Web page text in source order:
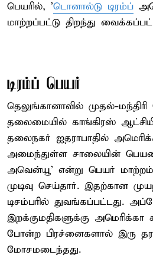
பெயரில், 'டொனால்டு டிரம்ப்
மாற்றப்பட்டு திறந்து
டிரம்ப் பெயர்
தெலுங்கானாவில் முதல்-மந்திரி
தலைமையில் காங்கிரஸ்
தலைநகர் ஐதராபாதில்
அமைந்துள்ள சாலையின்
அவென்யூ' என்று பெயர்
முடிவு செய்தார். இதற்கான
டிசம்பரில் துவங்கப்பட்டது.
இறக்குமதிகளுக்கு அமெரிக்கா
போன்ற பிரச்னைகளால் இரு
மோசமடைந்தது.